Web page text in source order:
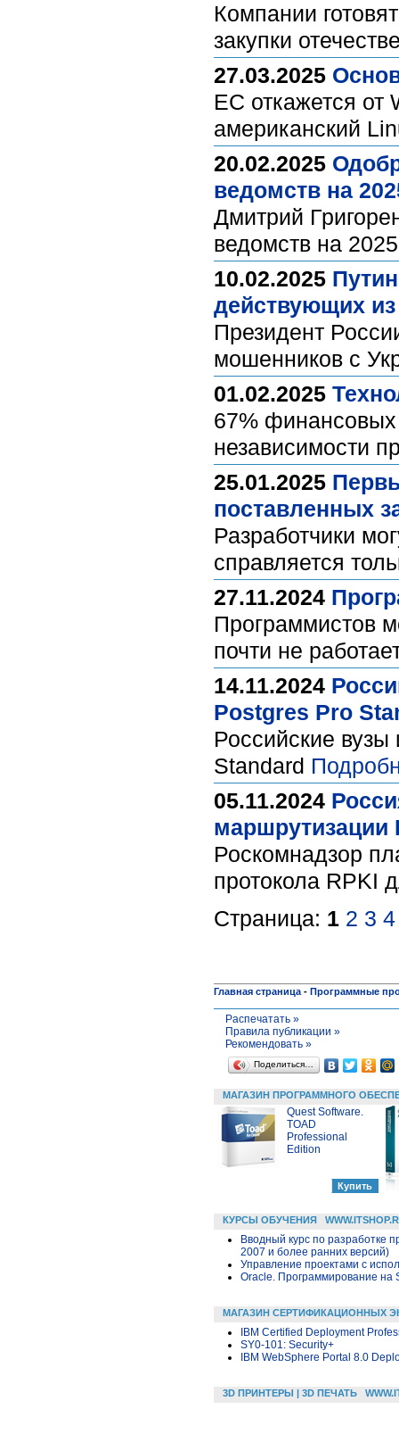
Компании
закупки
27.03.2025
ЕС откажется от
американский
20.02.2025
ведомств на
Дмитрий
ведомств на
10.02.2025
действующих
Президент
мошенников с
01.02.2025
67% финансовых
независимости
25.01.2025
поставленных
Разработчики
справляется
27.11.2024
Программистов
почти не
14.11.2024
Postgres Pro
Российские
Standard
05.11.2024
маршрутизации
Роскомнадзор
протокола RPKI
Страница: 1 2 3 4
Главная страница - Программные
Распечатать »
Правила публикации »
Рекомендовать »
Поделиться…
МАГАЗИН ПРОГРАММНОГО
Quest Software.
TOAD
Professional
Edition
КУРСЫ ОБУЧЕНИЯ
Вводный курс по разработке
2007 и более ранних версий)
Управление проектами с
Oracle. Программирование на
МАГАЗИН СЕРТИФИКАЦИОННЫХ
IBM Certified Deployment
SY0-101: Security+
IBM WebSphere Portal 8.0
3D ПРИНТЕРЫ | 3D ПЕЧАТЬ